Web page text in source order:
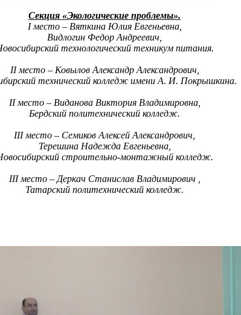
Секция «Экологические проблемы».
I место – Вяткина Юлия Евгеньевна,
Видлогин Федор Андреевич,
технологический техникум питания.
II место – Ковылов Александр Александрович,
технический колледж имени А. И. Покрышкина.
II место – Виданова Виктория Владимировна,
Бердский политехнический колледж.
III место – Семиков Алексей Александрович,
Терешина Надежда Евгеньевна,
строительно-монтажный колледж.
III место – Деркач Станислав Владимирович ,
Татарский политехнический колледж.